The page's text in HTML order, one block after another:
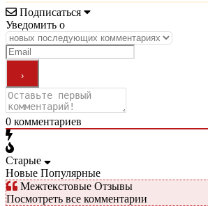
Подписаться
Уведомить о
0 комментариев
Старые
Новые Популярные
Межтекстовые Отзывы
Посмотреть все комментарии